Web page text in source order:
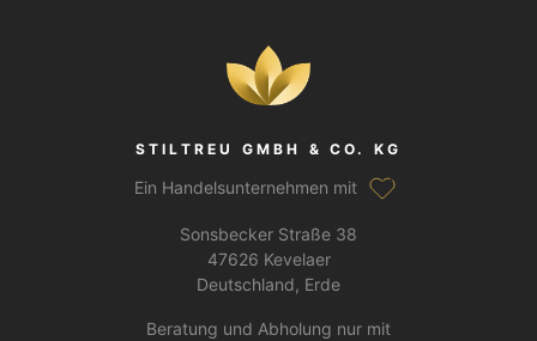
STILTREU GMBH & CO. KG
Ein Handelsunternehmen mit
Sonsbecker Straße 38
47626 Kevelaer
Deutschland, Erde
Beratung und Abholung nur mit